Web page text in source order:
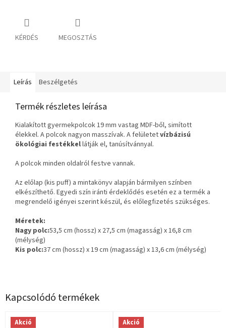
KÉRDÉS MEGOSZTÁS
Kapcsolódó termékek
Akció
Akció
Leírás Beszélgetés
Termék részletes leírása
Kialakított gyermekpolcok 19 mm vastag MDF-ből, simított
élekkel. A polcok nagyon masszívak. A felületetvízbázisú
ökológiai festékkellátják el, tanúsítvánnyal.
A polcok minden oldalról festve vannak.
Az előlap (kis puff) a mintakönyv alapján bármilyen színben
elkészíthető. Egyedi szín iránti érdeklődés esetén ez a termék a
megrendelő igényei szerint készül, és előlegfizetés szükséges.
Méretek:
Nagy polc:53,5 cm (hossz) x 27,5 cm (magasság) x 16,8 cm
(mélység)
Kis polc:37 cm (hossz) x 19 cm (magasság) x 13,6 cm (mélység)